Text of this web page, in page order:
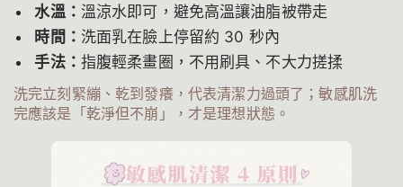
水溫： 溫涼水即可，避免高溫讓油脂被帶走
時間： 洗面乳在臉上停留約 30 秒內
手法： 指腹輕柔畫圈，不用刷具、不大力搓揉
洗完立刻緊繃、乾到發癢，代表清潔力過頭了；敏感肌洗
完應該是「乾淨但不崩」，才是理想狀態。